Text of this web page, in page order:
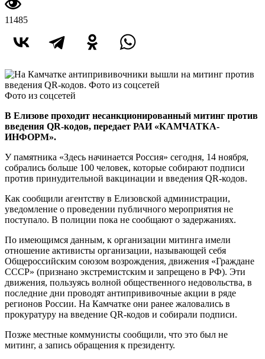
11485
Фото из соцсетей
В Елизове проходит несанкционированный митинг против
введения QR-кодов, передает РАИ «КАМЧАТКА-
ИНФОРМ».
У памятника «Здесь начинается Россия» сегодня, 14 ноября,
собрались больше 100 человек, которые собирают подписи
против принудительной вакцинации и введения QR-кодов.
Как сообщили агентству в Елизовской администрации,
уведомление о проведении публичного мероприятия не
поступало. В полиции пока не сообщают о задержаниях.
По имеющимся данным, к организации митинга имели
отношение активисты организации, называющей себя
Общероссийским союзом возрождения, движения «Граждане
СССР» (признано экстремистским и запрещено в РФ). Эти
движения, пользуясь волной общественного недовольства, в
последние дни проводят антипрививочные акции в ряде
регионов России. На Камчатке они ранее жаловались в
прокуратуру на введение QR-кодов и собирали подписи.
Позже местные коммунисты сообщили, что это был не
митинг, а запись обращения к президенту.